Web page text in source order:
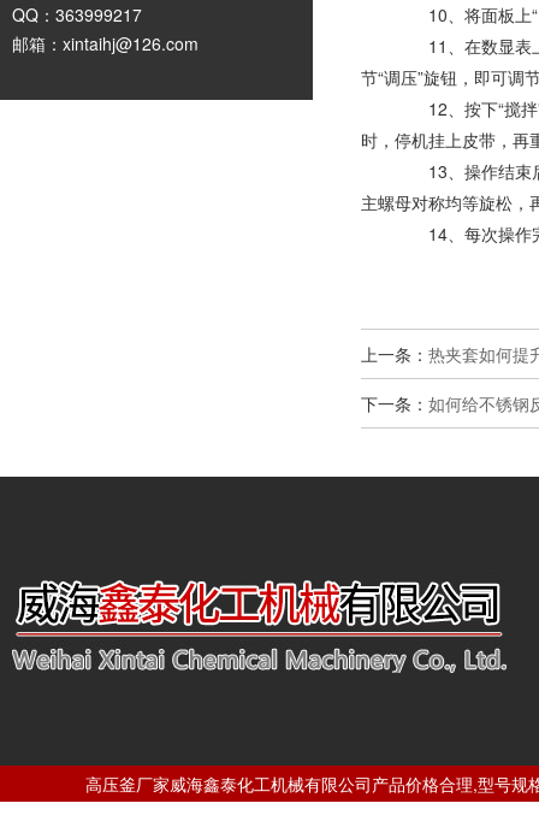
QQ：363999217
邮箱：xintaihj@126.com
10、将面板上“
11、在数显表上
节“调压”旋钮，即可调
12、按下“搅拌”
时，停机挂上皮带，再
13、操作结束后
主螺母对称均等旋松，
14、每次操作完
上一条： 热夹套如何提
下一条： 如何给不锈钢
高压釜厂家威海鑫泰化工机械有限公司产品价格合理,型号